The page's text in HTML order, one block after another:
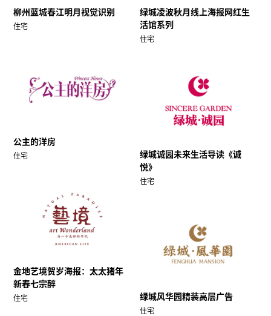
柳州蓝城春江明月视觉识别
住宅
绿城凌波秋月线上海报网红生
活馆系列
住宅
公主的洋房
住宅
绿城诚园未来生活导读《诚
悦》
住宅
金地艺境贺岁海报：太太猪年
新春七宗醉
住宅 绿城风华园精装高层广告
住宅